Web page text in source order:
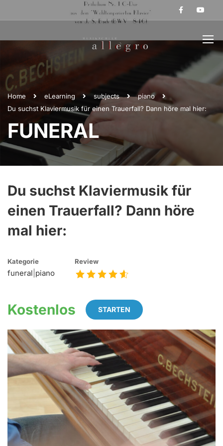
Home eLearning subjects
piano
Du suchst Klaviermusik für einen Trauerfall? Dann höre mal hier:
FUNERAL
Du suchst Klaviermusik für
einen Trauerfall? Dann höre
mal hier:
Kategorie
funeral piano
Review
Kostenlos STARTEN